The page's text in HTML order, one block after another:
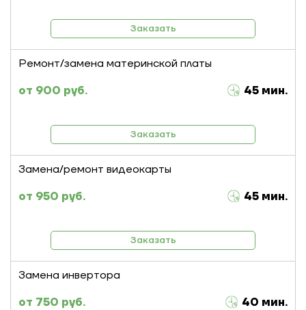
Заказать
Ремонт/замена материнской платы
900 руб.
45 мин.
Заказать
Замена/ремонт видеокарты
950 руб.
45 мин.
Заказать
Замена инвертора
750 руб.
40 мин.